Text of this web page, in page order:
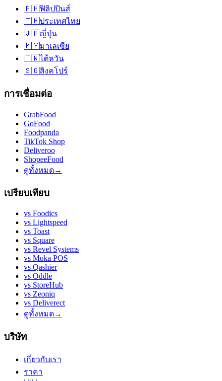
🇵🇭ฟิลิปปินส์
🇹🇭ประเทศไทย
🇯🇵ญี่ปุ่น
🇲🇾มาเลเซีย
🇹🇼ไต้หวัน
🇸🇬สิงคโปร์
การเชื่อมต่อ
GrabFood
GoFood
Foodpanda
TikTok Shop
Deliveroo
ShopeeFood
ดูทั้งหมด→
เปรียบเทียบ
vs Foodics
vs Lightspeed
vs Toast
vs Square
vs Revel Systems
vs Moka POS
vs Qashier
vs Oddle
vs StoreHub
vs Zeoniq
vs Deliverect
ดูทั้งหมด→
บริษัท
เกี่ยวกับเรา
ราคา